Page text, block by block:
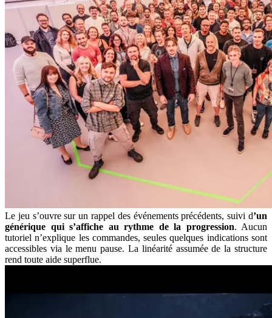
Le jeu s’ouvre sur un rappel des événements précédents, suivi d’un
générique qui s’affiche au rythme de la progression. Aucun
tutoriel n’explique les commandes, seules quelques indications sont
accessibles via le menu pause. La linéarité assumée de la structure
rend toute aide superflue.